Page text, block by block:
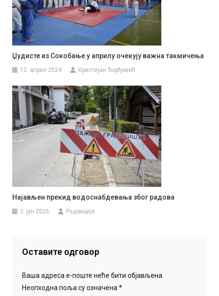
Џудисте из Сокобање у априлу очекују важна такмичења
12. април 2024. Кристијан Ђорђевић
Најављен прекид водоснабдевања због радова
2. јун 2026. Редакција
Оставите одговор
Ваша адреса е-поште неће бити објављена.
Неопходна поља су означена*